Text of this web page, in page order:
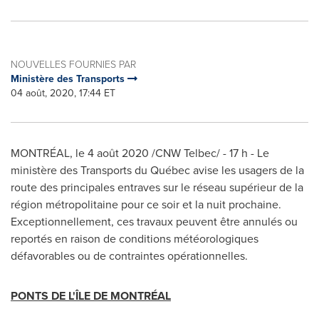
NOUVELLES FOURNIES PAR
Ministère des Transports
04 août, 2020, 17:44 ET
MONTRÉAL, le 4 août 2020 /CNW Telbec/ - 17 h - Le
ministère des Transports du Québec avise les usagers de la
route des principales entraves sur le réseau supérieur de la
région métropolitaine pour ce soir et la nuit prochaine.
Exceptionnellement, ces travaux peuvent être annulés ou
reportés en raison de conditions météorologiques
défavorables ou de contraintes opérationnelles.
PONTS DE L'ÎLE DE MONTRÉAL